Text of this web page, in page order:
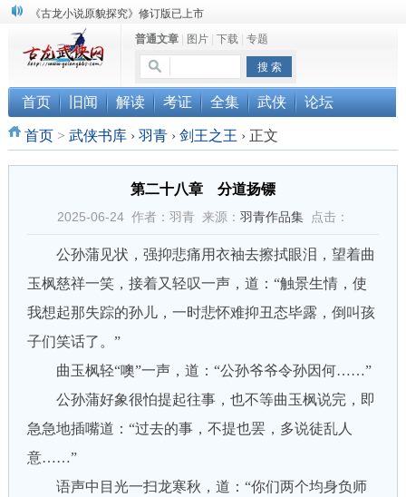
顾雪衣《古龙武侠小说知见录》上市
“武侠书库”查缺补漏活动圆满结束
《古龙小说原貌探究》修订版已上市
普通文章| 图片| 下载| 专题
首页 旧闻 解读 考证 全集 武侠 论坛
首页> 武侠书库 › 羽青 › 剑王之王 ›正文
第二十八章 分道扬镖
2025-06-24 作者：羽青 来源： 羽青作品集点击：
公孙蒲见状，强抑悲痛用衣袖去擦拭眼泪，望着曲
玉枫慈祥一笑，接着又轻叹一声，道：“触景生情，使
我想起那失踪的孙儿，一时悲怀难抑丑态毕露，倒叫孩
子们笑话了。”
曲玉枫轻“噢”一声，道：“公孙爷爷令孙因何……”
公孙蒲好象很怕提起往事，也不等曲玉枫说完，即
急急地插嘴道：“过去的事，不提也罢，多说徒乱人
意……”
语声中目光一扫龙寒秋，道：“你们两个均身负师